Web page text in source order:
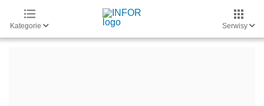
Kategorie Serwisy